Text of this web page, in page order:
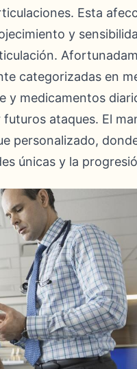
Esta
y
categorizadas en
y medicamentos
ataques. El
personalizado,
únicas y la